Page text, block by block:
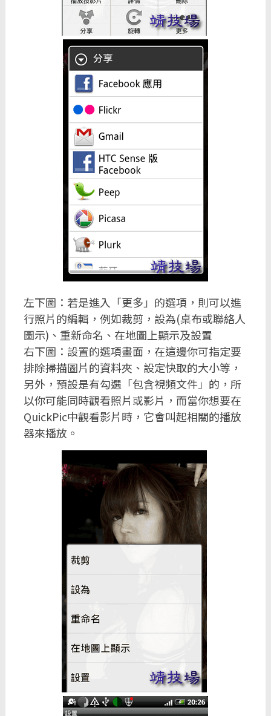
左下圖：若是進入「更多」的選項，則可以進
行照片的編輯，例如裁剪，設為(桌布或聯絡人
圖示)、重新命名、在地圖上顯示及設置
右下圖：設置的選項畫面，在這邊你可指定要
排除掃描圖片的資料夾、設定快取的大小等，
另外，預設是有勾選「包含視頻文件」的，所
以你可能同時觀看照片或影片，而當你想要在
QuickPic中觀看影片時，它會叫起相關的播放
器來播放。